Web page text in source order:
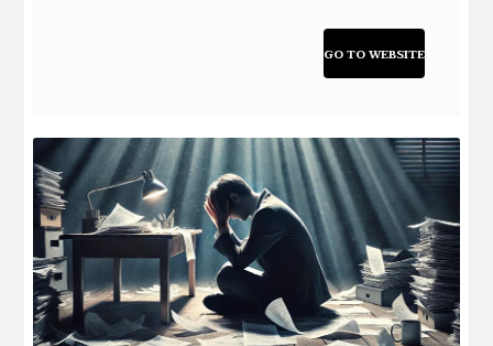
GO TO WEBSITE